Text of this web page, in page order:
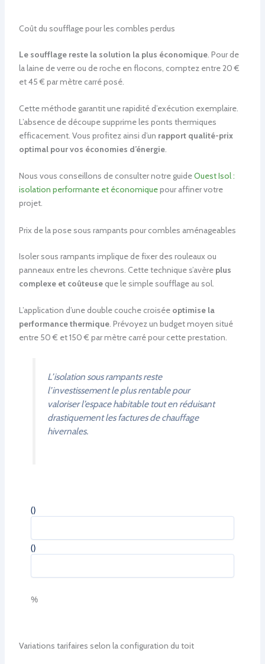
Coût du soufflage pour les combles perdus
Le soufflage reste la solution la plus économique. Pour de
la laine de verre ou de roche en flocons, comptez entre 20 €
et 45 € par mètre carré posé.
Cette méthode garantit une rapidité d’exécution exemplaire.
L’absence de découpe supprime les ponts thermiques
efficacement. Vous profitez ainsi d’un rapport qualité-prix
optimal pour vos économies d’énergie.
Nous vous conseillons de consulter notre guideOuest Isol :
isolation performante et économiquepour affiner votre
projet.
Prix de la pose sous rampants pour combles aménageables
Isoler sous rampants implique de fixer des rouleaux ou
panneaux entre les chevrons. Cette technique s’avère plus
complexe et coûteuseque le simple soufflage au sol.
L’application d’une double couche croisée optimise la
performance thermique. Prévoyez un budget moyen situé
entre 50 € et 150 € par mètre carré pour cette prestation.
L’isolation sous rampants reste
l’investissement le plus rentable pour
valoriser l’espace habitable tout en réduisant
drastiquement les factures de chauffage
hivernales.
()
()
%
Variations tarifaires selon la configuration du toit